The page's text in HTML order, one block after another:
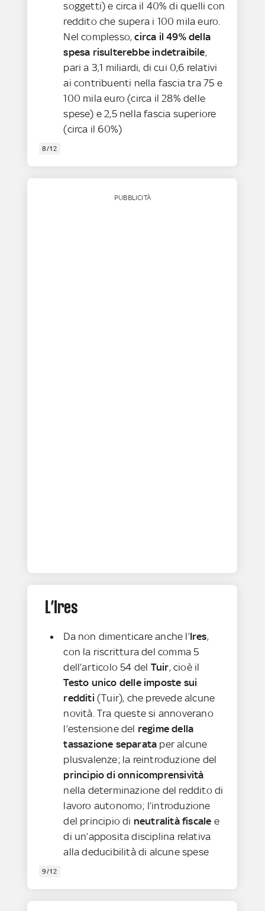
soggetti) e circa il 40% di quelli con
reddito che supera i 100 mila euro.
Nel complesso, circa il 49% della
spesa risulterebbe indetraibile,
pari a 3,1 miliardi, di cui 0,6 relativi
ai contribuenti nella fascia tra 75 e
100 mila euro (circa il 28% delle
spese) e 2,5 nella fascia superiore
(circa il 60%)
8/12
PUBBLICITÀ
L’Ires
Da non dimenticare anche l’Ires,
con la riscrittura del comma 5
dell’articolo 54 del Tuir, cioè il
Testo unico delle imposte sui
redditi (Tuir), che prevede alcune
novità. Tra queste si annoverano
l’estensione del regime della
tassazione separata per alcune
plusvalenze; la reintroduzione del
principio di onnicomprensività
nella determinazione del reddito di
lavoro autonomo; l’introduzione
del principio di neutralità fiscale e
di un’apposita disciplina relativa
alla deducibilità di alcune spese
9/12